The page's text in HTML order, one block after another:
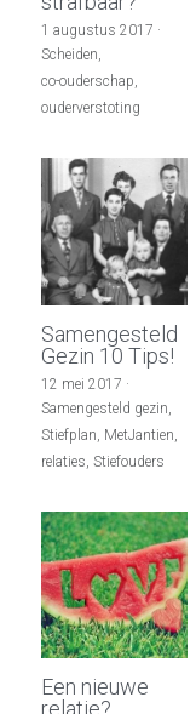
1 augustus 2017 ·
Scheiden,
co-ouderschap,
ouderverstoting
Samengesteld
Gezin 10 Tips!
12 mei 2017 ·
Samengesteld gezin,
Stiefplan, MetJantien,
relaties, Stiefouders
Een nieuwe
relatie?